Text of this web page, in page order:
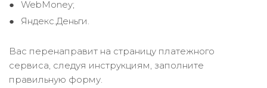
WebMoney;
Яндекс.Деньги.
Вас перенаправит на страницу платежного
сервиса, следуя инструкциям, заполните
правильную форму.